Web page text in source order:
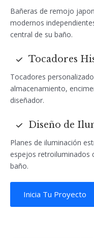
Bañeras de remojo
modernos
central de su baño.
Tocadores
Tocadores
almacenamiento,
diseñador.
Diseño de
Planes de iluminación
espejos retroiluminados
baño.
Inicia Tu Proyecto